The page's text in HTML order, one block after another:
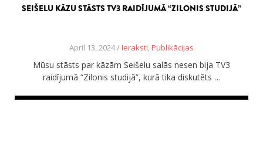
SEIŠELU KĀZU STĀSTS TV3 RAIDĪJUMĀ “ZILONIS STUDIJĀ”
April 13, 2024 /Ieraksti Publikācijas
Mūsu stāsts par kāzām Seišelu salās nesen bija TV3
raidījumā “Zilonis studijā”, kurā tika diskutēts …